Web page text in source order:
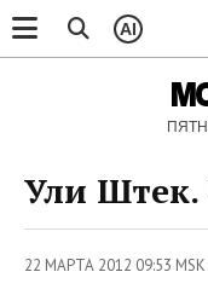
AI
Ули
22 МАРТА 2012 09:53 MSK